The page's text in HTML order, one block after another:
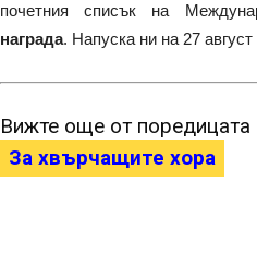
почетния списък на
награда. Напуска ни на 27 август
Вижте още от
За хвърчащите хора